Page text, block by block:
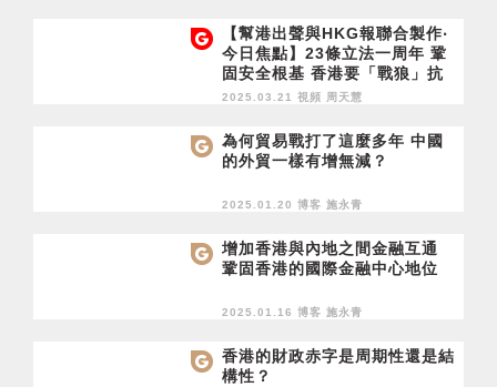
【幫港出聲與HKG報聯合製作‧
今日焦點】23條立法一周年 鞏
固安全根基 香港要「戰狼」抗
霸權 也要敢破局開新篇
2025.03.21 視頻 周天慧
為何貿易戰打了這麼多年 中國
的外貿一樣有增無減？
2025.01.20 博客 施永青
增加香港與內地之間金融互通
鞏固香港的國際金融中心地位
2025.01.16 博客 施永青
香港的財政赤字是周期性還是結
構性？